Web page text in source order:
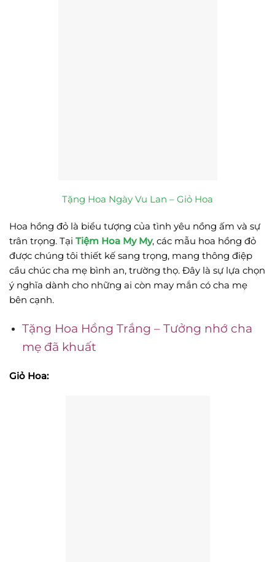
Tặng Hoa Ngày Vu Lan – Giỏ Hoa
Hoa hồng đỏ là biểu tượng của tình yêu nồng ấm và sự
trân trọng. Tại Tiệm Hoa My My, các mẫu hoa hồng đỏ
được chúng tôi thiết kế sang trọng, mang thông điệp
cầu chúc cha mẹ bình an, trường thọ. Đây là sự lựa chọn
ý nghĩa dành cho những ai còn may mắn có cha mẹ
bên cạnh.
Tặng Hoa Hồng Trắng – Tưởng nhớ cha
mẹ đã khuất
Giỏ Hoa: